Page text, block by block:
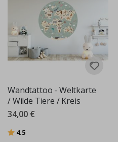
Wandtattoo - Weltkarte
/ Wilde Tiere / Kreis
34,00 €
Bewertung:
4.5